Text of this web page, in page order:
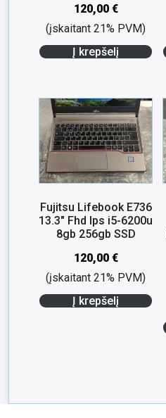
120,00 €
(įskaitant 21% PVM)
Į krepšelį
Fujitsu Lifebook E736
13.3″ Fhd Ips i5-6200u
8gb 256gb SSD
120,00 €
(įskaitant 21% PVM)
Į krepšelį